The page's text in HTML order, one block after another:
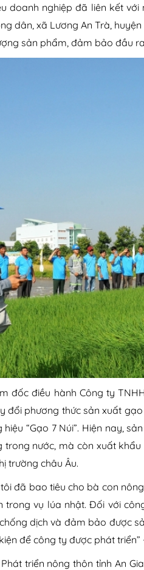
doanh nghiệp đã liên kết
dân, xã Lương An Trà,
sản phẩm, đảm bảo đầu
đốc điều hành Công ty
đổi phương thức sản xuất
“Gạo 7 Núi”. Hiện nay,
nước, mà còn xuất
trường châu Âu.
đã bao tiêu cho bà con
trong vụ lúa nhật. Đối với
dịch và đảm bảo được
để công ty được phát
triển nông thôn tỉnh An